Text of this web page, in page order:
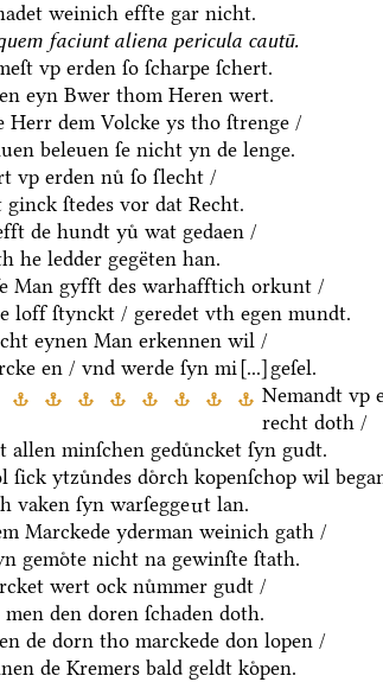
weinich effte gar nicht.
faciunt aliena pericula cautū.
vp erden ſo ſcharpe ſchert.
eyn Bwer thom Heren wert.
Herr dem Volcke ys tho ſtrenge /
beleuen ſe nicht yn de lenge.
vp erden nuͤ ſo ſlecht /
ginck ſtedes vor dat Recht.
de hundt yuͤ wat gedaen /
he ledder gegëten han.
Man gyfft des warhafftich orkunt /
loff ſtynckt / geredet vth egen mundt.
eynen Man erkennen wil /
en / vnd werde ſyn mi [...] geſel.
Nemandt vp
recht doth /
allen minſchen geduͤncket ſyn gudt.
ſick ytzuͤndes doͤrch kopenſchop wil
vaken ſyn warſeggent lan.
Marckede yderman weinich gath /
gemoͤte nicht na gewinſte ſtath.
wert ock nuͦmmer gudt /
men den doren ſchaden doth.
de dorn tho marckede don lopen /
de Kremers bald geldt koͤpen.